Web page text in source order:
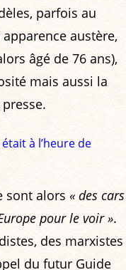
parfois au
austère,
âgé de 76 ans),
mais aussi la
à l’heure de
sont alors « des cars
pour le voir ».
des marxistes
du futur Guide